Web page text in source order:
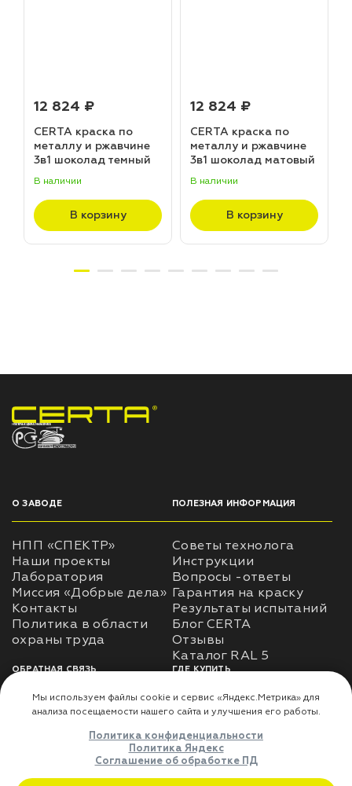
12 824 ₽
CERTA краска по
металлу и ржавчине
3в1 шоколад темный
(20,0кг)
В наличии
В корзину
12 824 ₽
CERTA краска по
металлу и ржавчине
3в1 шоколад матовый
В наличии
В корзину
НПП «СПЕКТР» ЗАВОД ЛАКОКРАСОЧНЫХ МАТЕРИАЛОВ
О ЗАВОДЕ
НПП «СПЕКТР»
Наши проекты
Лаборатория
Миссия «Добрые дела»
Контакты
Политика в области
ПОЛЕЗНАЯ ИНФОРМАЦИЯ
Советы технолога
Инструкции
Вопросы -ответы
Гарантия на краску
Результаты испытаний
Блог CERTA
Отзывы
Каталог RAL 5
ОБРАТНАЯ СВЯЗЬ
Использование
использования личных
ГДЕ КУПИТЬ
Доставка
Где купить